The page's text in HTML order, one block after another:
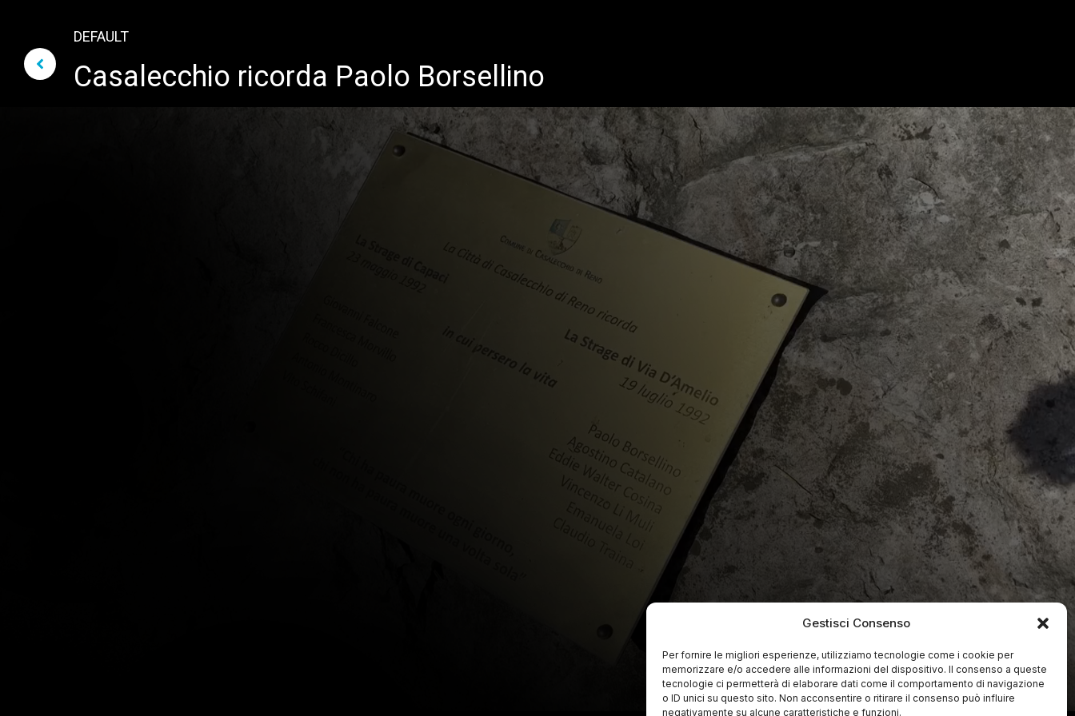
Gestisci Consenso
Per fornire le migliori esperienze, utilizziamo tecnologie come i cookie per
memorizzare e/o accedere alle informazioni del dispositivo. Il consenso a queste
tecnologie ci permetterà di elaborare dati come il comportamento di navigazione
o ID unici su questo sito. Non acconsentire o ritirare il consenso può influire
negativamente su alcune caratteristiche e funzioni.